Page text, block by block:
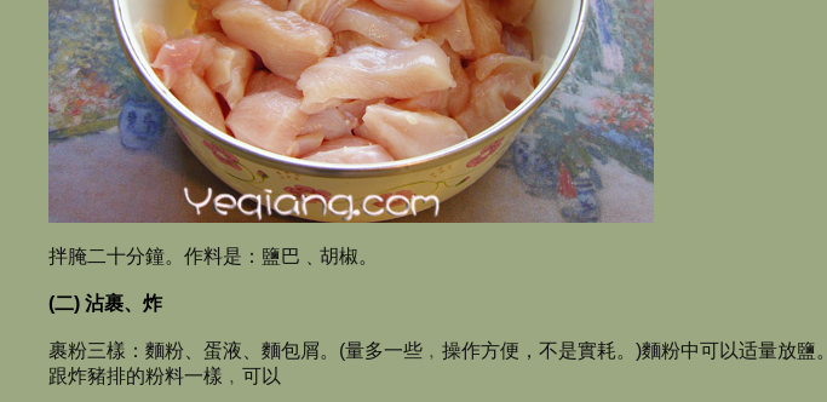
拌腌二十分鐘。作料是：鹽巴﹑胡椒。
(二) 沾裹、炸
裹粉三樣：麵粉、蛋液、麵包屑。(量多一些﹐操作方便，不是實耗。)麵粉中可以适量放鹽。
跟炸豬排的粉料一樣﹐可以